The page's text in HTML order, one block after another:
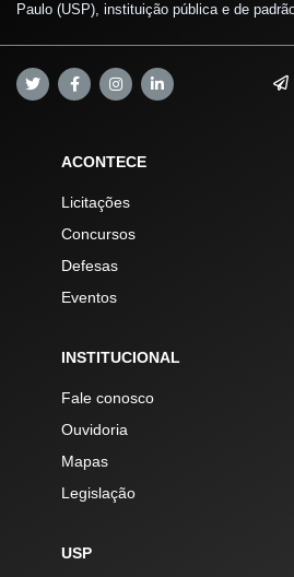
Paulo (USP), instituição pública e de
ACONTECE
Licitações
Concursos
Defesas
Eventos
INSTITUCIONAL
Fale conosco
Ouvidoria
Mapas
Legislação
USP